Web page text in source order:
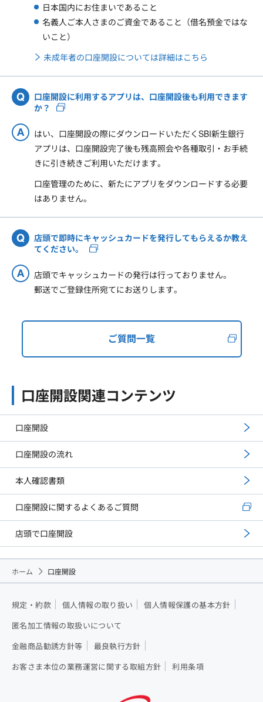
日本国内にお住まいであること
名義人ご本人さまのご資金であること（借名預金ではな
いこと）
未成年者の口座開設については詳細はこちら
口座開設に利用するアプリは、口座開設後も利用できます
か？
はい、口座開設の際にダウンロードいただくSBI新生銀行
アプリは、口座開設完了後も残高照会や各種取引・お手続
きに引き続きご利用いただけます。
口座管理のために、新たにアプリをダウンロードする必要
はありません。
店頭で即時にキャッシュカードを発行してもらえるか教え
てください。
店頭でキャッシュカードの発行は行っておりません。
郵送でご登録住所宛てにお送りします。
ご質問一覧
口座開設関連コンテンツ
口座開設
口座開設の流れ
本人確認書類
口座開設に関するよくあるご質問
店頭で口座開設
ホーム 口座開設
規定・約款 個人情報の取り扱い 個人情報保護の基本方針
匿名加工情報の取扱いについて
金融商品勧誘方針等 最良執行方針
お客さま本位の業務運営に関する取組方針 利用条項